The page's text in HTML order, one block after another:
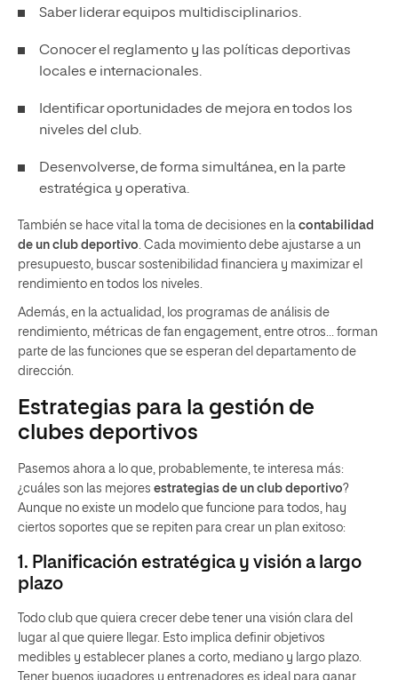
Saber liderar equipos multidisciplinarios.
Conocer el reglamento y las políticas deportivas
locales e internacionales.
Identificar oportunidades de mejora en todos los
niveles del club.
Desenvolverse, de forma simultánea, en la parte
estratégica y operativa.
También se hace vital la toma de decisiones en la contabilidad
de un club deportivo . Cada movimiento debe ajustarse a un
presupuesto, buscar sostenibilidad financiera y maximizar el
rendimiento en todos los niveles.
Además, en la actualidad, los programas de análisis de
rendimiento, métricas de fan engagement, entre otros… forman
parte de las funciones que se esperan del departamento de
dirección.
Estrategias para la gestión de
clubes deportivos
Pasemos ahora a lo que, probablemente, te interesa más:
¿cuáles son las mejores estrategias de un club deportivo?
Aunque no existe un modelo que funcione para todos, hay
ciertos soportes que se repiten para crear un plan exitoso:
1. Planificación estratégica y visión a largo
plazo
Todo club que quiera crecer debe tener una visión clara del
lugar al que quiere llegar. Esto implica definir objetivos
medibles y establecer planes a corto, mediano y largo plazo.
Tener buenos jugadores y entrenadores es ideal para ganar